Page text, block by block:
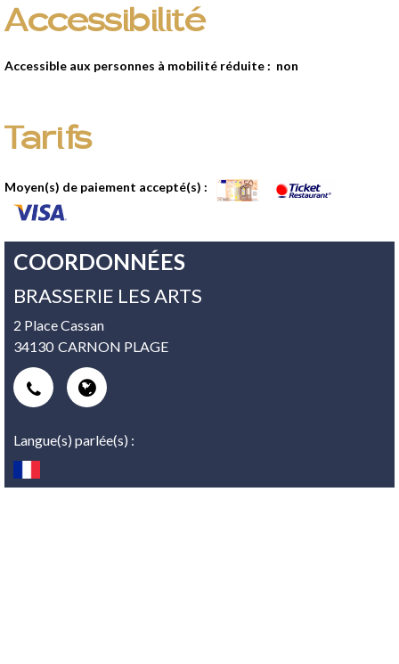
Accessibilité
Accessible aux personnes à mobilité réduite : non
Tarifs
Moyen(s) de paiement accepté(s) :
COORDONNÉES
BRASSERIE LES ARTS
2 Place Cassan
34130 CARNON PLAGE
Langue(s) parlée(s) :